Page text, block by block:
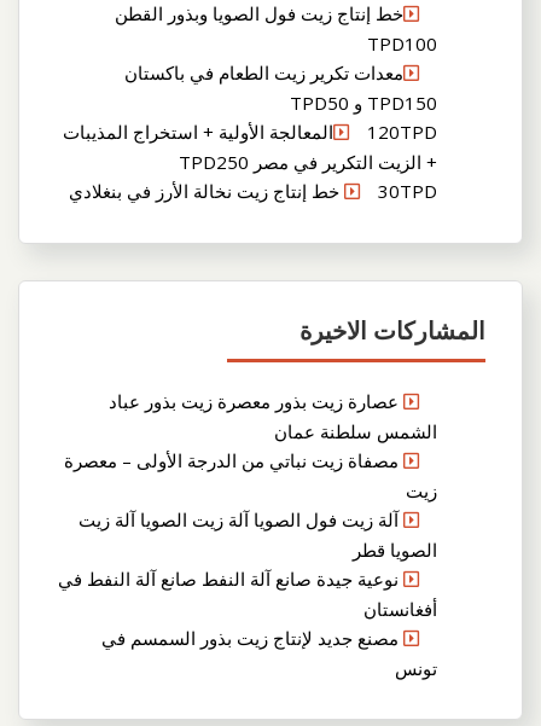
خط إنتاج زيت فول الصويا وبذور القطن
TPD100
معدات تكرير زيت الطعام في باكستان
TPD150 و TPD50
120TPDالمعالجة الأولية + استخراج المذيبات
+ الزيت التكرير في مصر TPD250
30TPD خط إنتاج زيت نخالة الأرز في بنغلادي
المشاركات الاخيرة
عصارة زيت بذور معصرة زيت بذور عباد
الشمس سلطنة عمان
مصفاة زيت نباتي من الدرجة الأولى – معصرة
زيت
آلة زيت فول الصويا آلة زيت الصويا آلة زيت
الصويا قطر
نوعية جيدة صانع آلة النفط صانع آلة النفط في
أفغانستان
مصنع جديد لإنتاج زيت بذور السمسم في
تونس